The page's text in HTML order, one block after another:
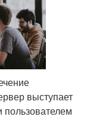
выступает